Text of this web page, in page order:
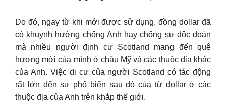
Do đó, ngay từ khi mới được sử dụng, đồng dollar đã
có khuynh hướng chống Anh hay chống sự độc đoán
mà nhiều người định cư Scotland mang đến quê
hương mới của mình ở châu Mỹ và các thuộc địa khác
của Anh. Việc di cư của người Scotland có tác động
rất lớn đến sự phổ biến sau đó của từ dollar ở các
thuộc địa của Anh trên khắp thế giới.